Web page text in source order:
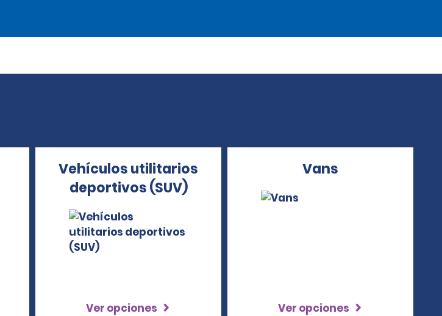
Vehículos utilitarios
deportivos (SUV)
Ver opciones
Vans
Ver opciones